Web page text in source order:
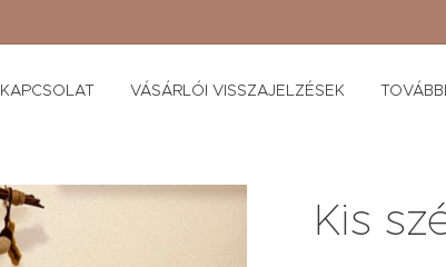
KAPCSOLAT VÁSÁRLÓI VISSZAJELZÉSEK
Kis